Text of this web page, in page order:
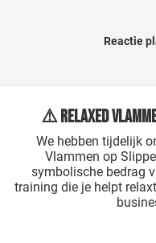
Reactie
⚠️ Relaxed
We hebben tijdelijk
Vlammen op
symbolische bedrag
training die je helpt